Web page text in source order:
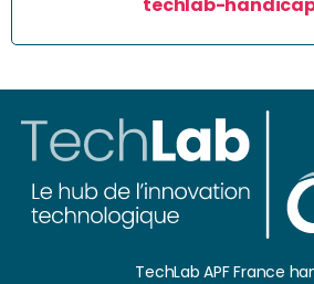
TechLab APF France